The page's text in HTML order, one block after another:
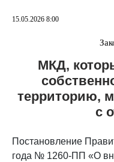
15.05.2026 8:00
МКД,
территорию,
с
Постановление
года № 1260-ПП «О